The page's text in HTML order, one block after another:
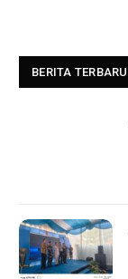
BERITA TERBARU